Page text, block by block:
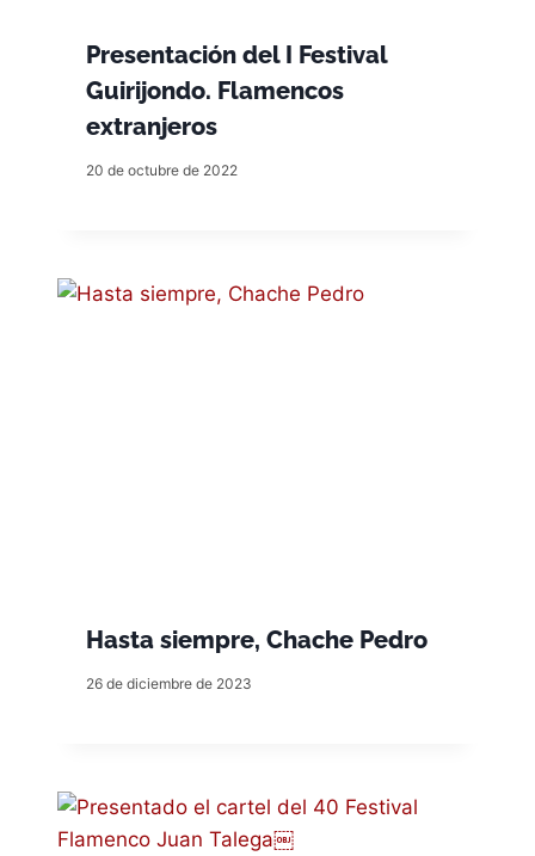
Presentación del I Festival
Guirijondo. Flamencos
extranjeros
20 de octubre de 2022
Hasta siempre, Chache Pedro
26 de diciembre de 2023